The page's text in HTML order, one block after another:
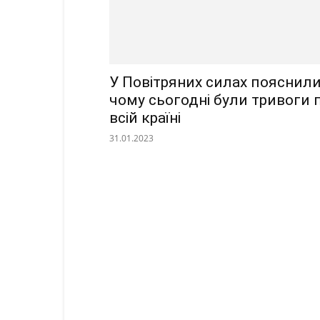
У Повітряних силах
чому сьогодні були тривоги
всій країні
31.01.2023